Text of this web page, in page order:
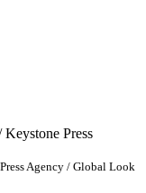
Agency / Global Look